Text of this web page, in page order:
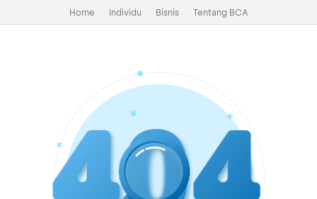
Home Individu Bisnis Tentang BCA